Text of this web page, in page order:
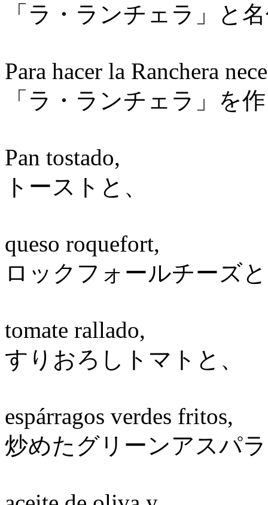
「ラ・ランチェラ」と
Para hacer la Ranchera
「ラ・ランチェラ」を
Pan tostado,
トーストと、
queso roquefort,
ロックフォールチーズ
tomate rallado,
すりおろしトマトと、
espárragos verdes fritos,
炒めたグリーンアスパ